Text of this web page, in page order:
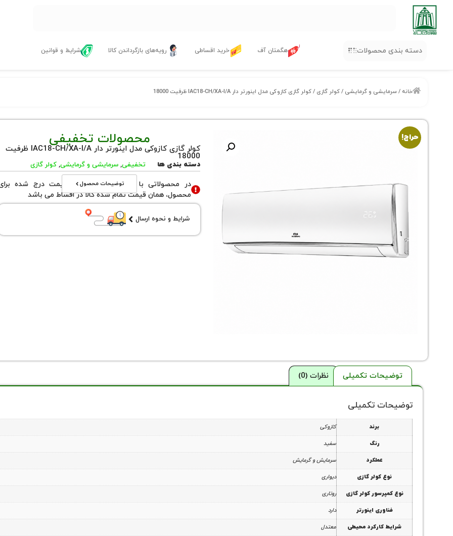
دسته بندی محصولات هگمتان آف خرید اقساطی رویه‌های بازگرداندن کالا شرایط و قوانین
خانه /سرمایشی و گرمایشی /کولر گازی / کولر گازی کازوکی مدل اینورتر دار IAC18-CH/XA-I/A ظرفیت 18000
حراج! محصولات تخفیفی
کولر گازی کازوکی مدل اینورتر دار IAC18-CH/XA-I/A ظرفیت
18000
دسته بندی ها تخفیفی,سرمایشی و گرمایشی,کولر گازی
توضیحات محصول
در محصولاتی با نوع فروش اقساطی قیمت درج شده
محصول، همان قیمت تمام شده کالا در اقساط می باشد
شرایط و نحوه ارسال
توضیحات تکمیلی نظرات (0)
توضیحات تکمیلی
برند کازوکی
رنگ سفید
عملکرد سرمایش و گرمایش
نوع کولر گازی دیواری
نوع کمپرسور کولر گازی روتاری
فناوری اینورتر دارد
شرایط کارکرد محیطی معتدل